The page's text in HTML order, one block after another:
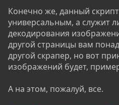
Конечно же, данный
универсальным, а служит
декодирования
другой страницы вам
другой скрапер, но вот
изображений будет,
А на этом, пожалуй, все.